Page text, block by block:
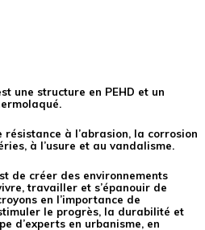
une structure en PEHD et un
résistance à l’abrasion, la corrosion
à l’usure et au vandalisme.
de créer des environnements
travailler et s’épanouir de
en l’importance de
le progrès, la durabilité et
d’experts en urbanisme, en